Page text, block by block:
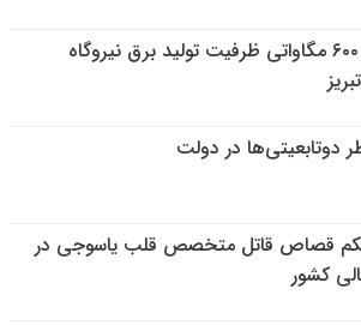
افزایش ۶۰۰ مگاواتی ظرفیت تولید برق نیروگاه
دوتابعیتی‌ها در دولت
قصاص قاتل متخصص قلب یاسوجی در
کشور